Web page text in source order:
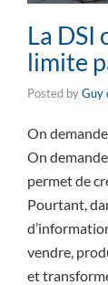
La DSI
limite
Posted byGuy
On
On
permet de
Pourtant,
vendre,
et